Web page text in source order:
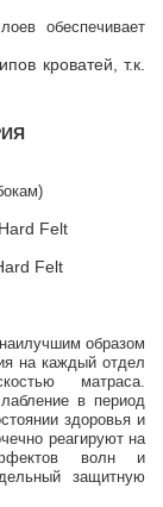
обеспечивает
кроватей, т.к.
Felt
Felt
наилучшим образом
на каждый отдел
матраса.
в период
здоровья и
реагируют на
волн и
защитную